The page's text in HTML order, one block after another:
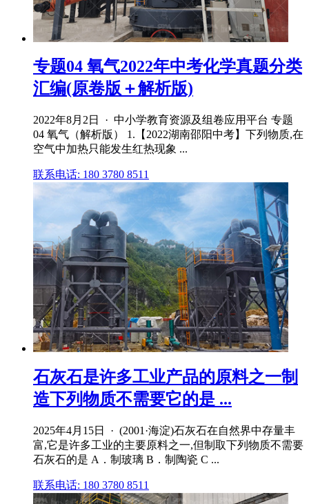
专题04 氧气2022年中考化学真题分类
汇编(原卷版＋解析版)
2022年8月2日 · 中小学教育资源及组卷应用平台 专题
04 氧气（解析版） 1.【2022湖南邵阳中考】下列物质,在
空气中加热只能发生红热现象 ...
联系电话: 180 3780 8511
石灰石是许多工业产品的原料之一制
造下列物质不需要它的是 ...
2025年4月15日 · (2001·海淀)石灰石在自然界中存量丰
富,它是许多工业的主要原料之一,但制取下列物质不需要
石灰石的是 A．制玻璃 B．制陶瓷 C ...
联系电话: 180 3780 8511